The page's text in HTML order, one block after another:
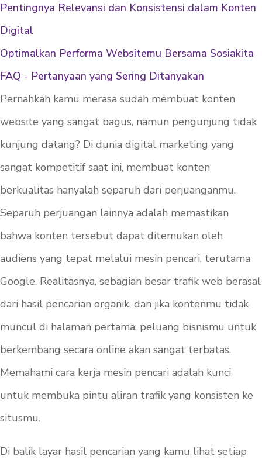
Pentingnya Relevansi dan Konsistensi dalam Konten
Digital
Optimalkan Performa Websitemu Bersama Sosiakita
FAQ - Pertanyaan yang Sering Ditanyakan
Pernahkah kamu merasa sudah membuat konten
website yang sangat bagus, namun pengunjung tidak
kunjung datang? Di dunia digital marketing yang
sangat kompetitif saat ini, membuat konten
berkualitas hanyalah separuh dari perjuanganmu.
Separuh perjuangan lainnya adalah memastikan
bahwa konten tersebut dapat ditemukan oleh
audiens yang tepat melalui mesin pencari, terutama
Google. Realitasnya, sebagian besar trafik web berasal
dari hasil pencarian organik, dan jika kontenmu tidak
muncul di halaman pertama, peluang bisnismu untuk
berkembang secara online akan sangat terbatas.
Memahami cara kerja mesin pencari adalah kunci
untuk membuka pintu aliran trafik yang konsisten ke
situsmu.
Di balik layar hasil pencarian yang kamu lihat setiap